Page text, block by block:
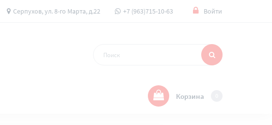
Серпухов, ул. 8-го Марта, д.22 +7 (963)715-10-63 Войти
Корзина